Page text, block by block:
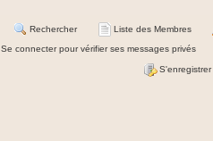
Rechercher Liste des Membres
Se connecter pour vérifier ses messages privés
S'enregistrer